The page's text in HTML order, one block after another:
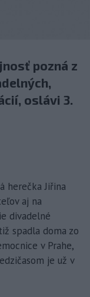
pozná z
oslávi 3.
herečka Jiřina
aj na
divadelné
spadla doma zo
v Prahe,
je už v